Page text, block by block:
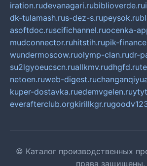
iration.rudevanagari.rubiblioverde.ru
dk-tulamash.rus-dez-s.rupeysok.ru
asoftdoc.ruscifichannel.ruocenka-
mudconnector.ruhitstih.rupik-
wundermoscow.ruolymp-clan.rudr-
su2lgyoeucscn.ruallkmv.rudhgfd.ru
netoen.ruweb-digest.ru
kuper-dostavka.ruedemvgelen.ru
everafterclub.orgkirillkgr.ru
© Каталог производственных
права защищены.